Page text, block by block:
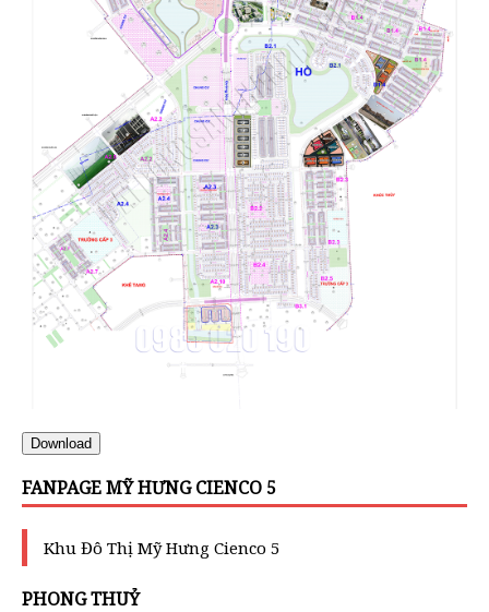
Download
FANPAGE MỸ HƯNG CIENCO 5
Khu Đô Thị Mỹ Hưng Cienco 5
PHONG THUỶ